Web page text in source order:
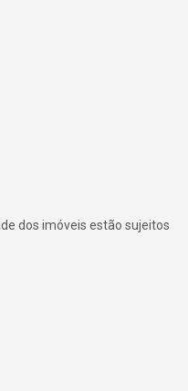
dos imóveis estão sujeitos